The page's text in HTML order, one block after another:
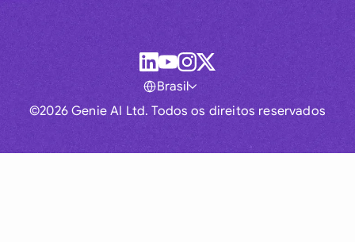
©2026 Genie AI Ltd. Todos os direitos reservados
Brasil
Global